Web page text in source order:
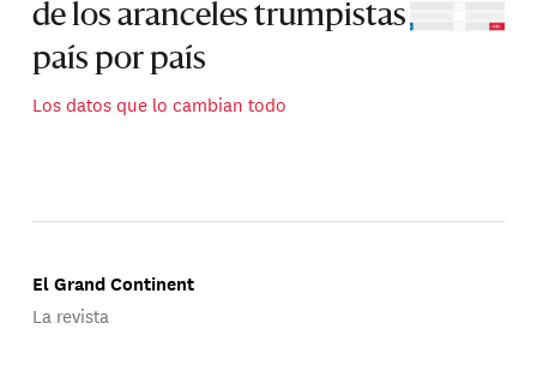
de los aranceles trumpistas
país por país
Los datos que lo cambian todo
El Grand Continent
La revista